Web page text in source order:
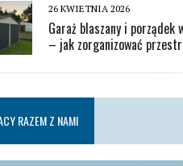
26 KWIETNIA 2026
Garaż blaszany i porządek
– jak zorganizować
RAZEM Z NAMI